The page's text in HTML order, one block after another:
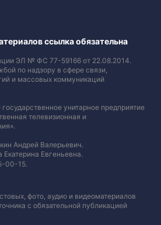
ссылка обязательна
ЭЛ № ФС 77-59166 от 22.08.2014.
по надзору в сфере связи,
и массовых коммуникаций
унитарное предприятие
телевизионная и
Андрей Валерьевич.
Евгеньевна.
00-15.
фото, аудио и видеоматериалов
с обязательной публикацией